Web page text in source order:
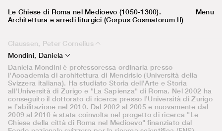
Le Chiese di Roma nel Medioevo (1050-1300).
Architettura e arredi liturgici (Corpus Cosmatorum II)
Menu
Claussen, Peter Cornelius
Peter Cornelius Claussen, nato nel 1944, ha studiato storia
dell’arte, archeologia classica e archeologia preistorica a
Tubinga, Marburgo, Bonn e Magonza. Nel 1973 ha conseguito
il dottorato con una tesi sulla cattedrale di Chartres. Nel
1974/75 ha ottenuto una borsa di studio presso la
Bibliotheca Hertziana di Roma. Successivamente, ha lavorato
come assistente scientifico all’Università di Heidelberg, sotto
la guida di Hans Belting. Nel 1981 ha conseguito l'abilitazione
all'Università di Heidelberg con una monografia intitolata
"Magistri Doctissimi Romani", dedicata ai cosiddetti Cosmati.
Mondini, Daniela
Daniela Mondini è professoressa ordinaria presso
l'Accademia di architettura di Mendrisio (Università della
Svizzera italiana). Ha studiato Storia dell'Arte e Storia
all'Università di Zurigo e "La Sapienza" di Roma. Nel 2002 ha
conseguito il dottorato di ricerca presso l’Università di Zurigo
e l’abilitazione nel 2010. Dal 2002 al 2005 e nuovamente dal
2009 al 2010 è stata coinvolta nel progetto di ricerca "Le
Chiese della città di Roma nel Medioevo" finanziato dal